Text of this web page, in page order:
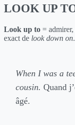
LOOK UP
Look up to =
exact de look down on.
When I was a
cousin. Quand
âgé.